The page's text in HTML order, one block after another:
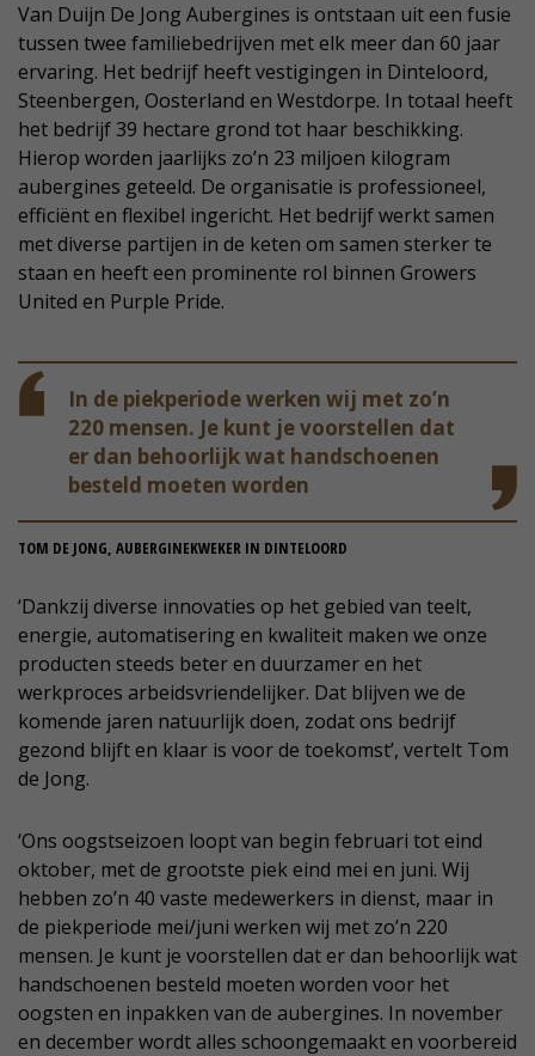
Van Duijn De Jong Aubergines is ontstaan uit een fusie
tussen twee familiebedrijven met elk meer dan 60 jaar
ervaring. Het bedrijf heeft vestigingen in Dinteloord,
Steenbergen, Oosterland en Westdorpe. In totaal heeft
het bedrijf 39 hectare grond tot haar beschikking.
Hierop worden jaarlijks zo’n 23 miljoen kilogram
aubergines geteeld. De organisatie is professioneel,
efficiënt en flexibel ingericht. Het bedrijf werkt samen
met diverse partijen in de keten om samen sterker te
staan en heeft een prominente rol binnen Growers
United en Purple Pride.
In de piekperiode werken wij met zo’n
220 mensen. Je kunt je voorstellen dat
er dan behoorlijk wat handschoenen
besteld moeten worden
TOM DE JONG, AUBERGINEKWEKER IN DINTELOORD
‘Dankzij diverse innovaties op het gebied van teelt,
energie, automatisering en kwaliteit maken we onze
producten steeds beter en duurzamer en het
werkproces arbeidsvriendelijker. Dat blijven we de
komende jaren natuurlijk doen, zodat ons bedrijf
gezond blijft en klaar is voor de toekomst’, vertelt Tom
de Jong.
‘Ons oogstseizoen loopt van begin februari tot eind
oktober, met de grootste piek eind mei en juni. Wij
hebben zo’n 40 vaste medewerkers in dienst, maar in
de piekperiode mei/juni werken wij met zo’n 220
mensen. Je kunt je voorstellen dat er dan behoorlijk wat
handschoenen besteld moeten worden voor het
oogsten en inpakken van de aubergines. In november
en december wordt alles schoongemaakt en voorbereid